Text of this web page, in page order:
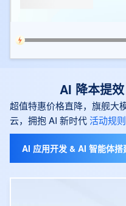
AI 降本提
超值特惠价格直降，旗舰大
云，拥抱 AI 新时代活动规则
AI 应用开发 & AI 智能体搭